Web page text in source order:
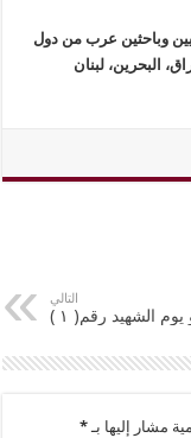
بين مصريين وباحثين عرب من دول
البحرين، لبنان
التالي
الشهيد رقم( ١ )
مشار إليها بـ*